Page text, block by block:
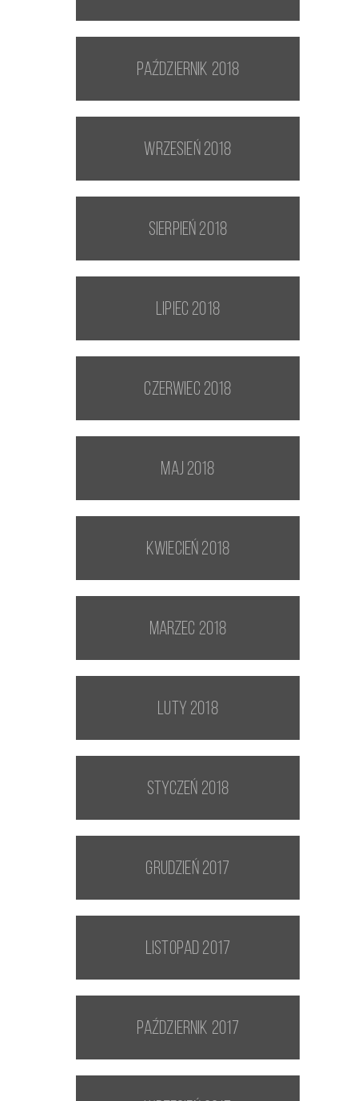
październik 2018
wrzesień 2018
sierpień 2018
lipiec 2018
czerwiec 2018
maj 2018
kwiecień 2018
marzec 2018
luty 2018
styczeń 2018
grudzień 2017
listopad 2017
październik 2017